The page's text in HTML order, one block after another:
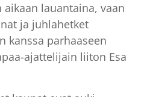
aikaan lauantaina, vaan
ja juhlahetket
kanssa parhaaseen
ajattelijain liiton Esa